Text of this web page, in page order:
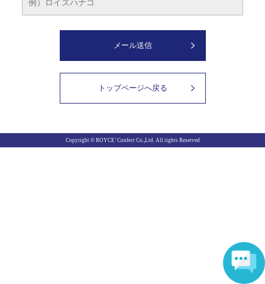
メール送信
トップページへ戻る
Copyright © ROYCE’ Confect Co.,Ltd. All rights Reserved